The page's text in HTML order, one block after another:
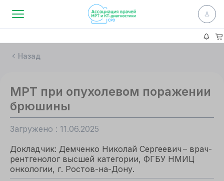
Назад
МРТ при опухолевом поражении
брюшины
Загружено : 11.06.2025
Докладчик: Демченко Николай Сергеевич – врач-
рентгенолог высшей категории, ФГБУ НМИЦ
онкологии, г. Ростов-на-Дону.